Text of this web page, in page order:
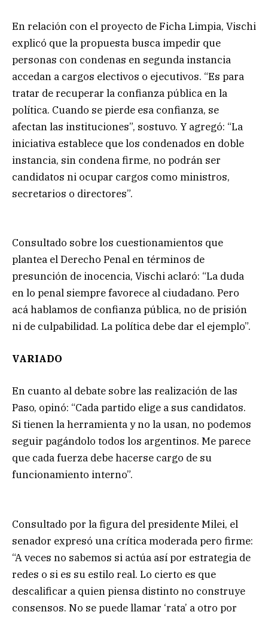
En relación con el proyecto de Ficha Limpia, Vischi
explicó que la propuesta busca impedir que
personas con condenas en segunda instancia
accedan a cargos electivos o ejecutivos. “Es para
tratar de recuperar la confianza pública en la
política. Cuando se pierde esa confianza, se
afectan las instituciones”, sostuvo. Y agregó: “La
iniciativa establece que los condenados en doble
instancia, sin condena firme, no podrán ser
candidatos ni ocupar cargos como ministros,
secretarios o directores”.
Consultado sobre los cuestionamientos que
plantea el Derecho Penal en términos de
presunción de inocencia, Vischi aclaró: “La duda
en lo penal siempre favorece al ciudadano. Pero
acá hablamos de confianza pública, no de prisión
ni de culpabilidad. La política debe dar el ejemplo”.
VARIADO
En cuanto al debate sobre las realización de las
Paso, opinó: “Cada partido elige a sus candidatos.
Si tienen la herramienta y no la usan, no podemos
seguir pagándolo todos los argentinos. Me parece
que cada fuerza debe hacerse cargo de su
funcionamiento interno”.
Consultado por la figura del presidente Milei, el
senador expresó una crítica moderada pero firme:
“A veces no sabemos si actúa así por estrategia de
redes o si es su estilo real. Lo cierto es que
descalificar a quien piensa distinto no construye
consensos. No se puede llamar ‘rata’ a otro por